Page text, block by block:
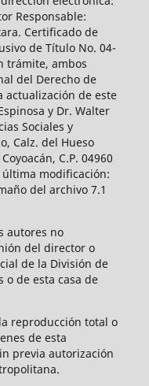
Responsable:
Certificado de
de Título No. 04-
trámite, ambos
del Derecho de
actualización de este
y Dr. Walter
Sociales y
Calz. del Hueso
C.P. 04960
última modificación:
del archivo 7.1
autores no
del director o
de la División de
o de esta casa de
reproducción total o
de esta
previa autorización